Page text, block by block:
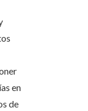
en
de